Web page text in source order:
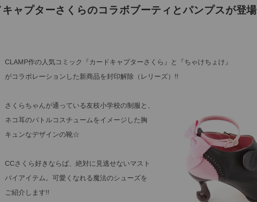
キャプターさくらのコラボブーティとパンプスが登場
CLAMP作の人気コミック『カードキャプターさくら』と『ちゃけちょけ』
がコラボレーションした新商品を封印解除（レリーズ）!!
さくらちゃんが通っている友枝小学校の制服と、
ネコ耳のバトルコスチュームをイメージした胸
キュンなデザインの靴☆
CCさくら好きならば、絶対に見逃せないマスト
バイアイテム。可愛くなれる魔法のシューズを
ご紹介します!!